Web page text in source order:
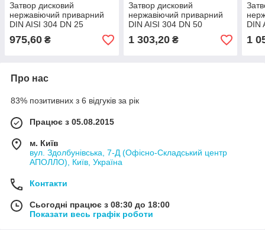
Затвор дисковий
нержавіючий приварний
DIN AISI 304 DN 25
(28х1,5)
975,60 ₴
Затвор дисковий
нержавіючий приварний
DIN AISI 304 DN 50
(52х1,5)
1 303,20₴
DIN
1
Про нас
83% позитивних з 6 відгуків за рік
Працює з 05.08.2015
м. Київ
вул. Здолбунівська, 7-Д (Офісно-Складський центр
АПОЛЛО), Київ, Україна
Контакти
Сьогодні працює з 08:30 до 18:00
Показати весь графік роботи